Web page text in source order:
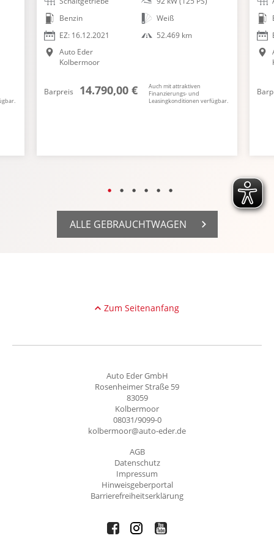
Benzin
EZ: 16.12.2021
Auto Eder
Kolbermoor
Weiß
52.469 km
Barpreis 14.790,00 €
Auch mit attraktiven
Finanzierungs- und
Leasingkonditionen verfügbar.
ALLE GEBRAUCHTWAGEN
Zum Seitenanfang
Auto Eder GmbH
Rosenheimer Straße 59
83059
Kolbermoor
08031/9099-0
kolbermoor@auto-eder.de
AGB
Datenschutz
Impressum
Hinweisgeberportal
Barrierefreiheitserklärung